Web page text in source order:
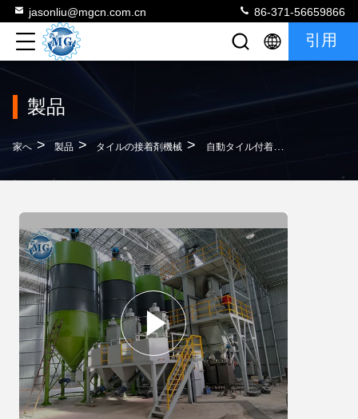
jasonliu@mgcn.com.cn 86-371-56659866
引用
製品
家へ > 製品 > タイルの接着剤機械 > 自動タイル付着力機械製造工場220V乾燥した乳鉢の予混合のホッパー